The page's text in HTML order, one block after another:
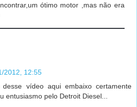
ótimo motor ,mas não era
2012, 12:55
vídeo aqui embaixo certamente
entusiasmo pelo Detroit Diesel...